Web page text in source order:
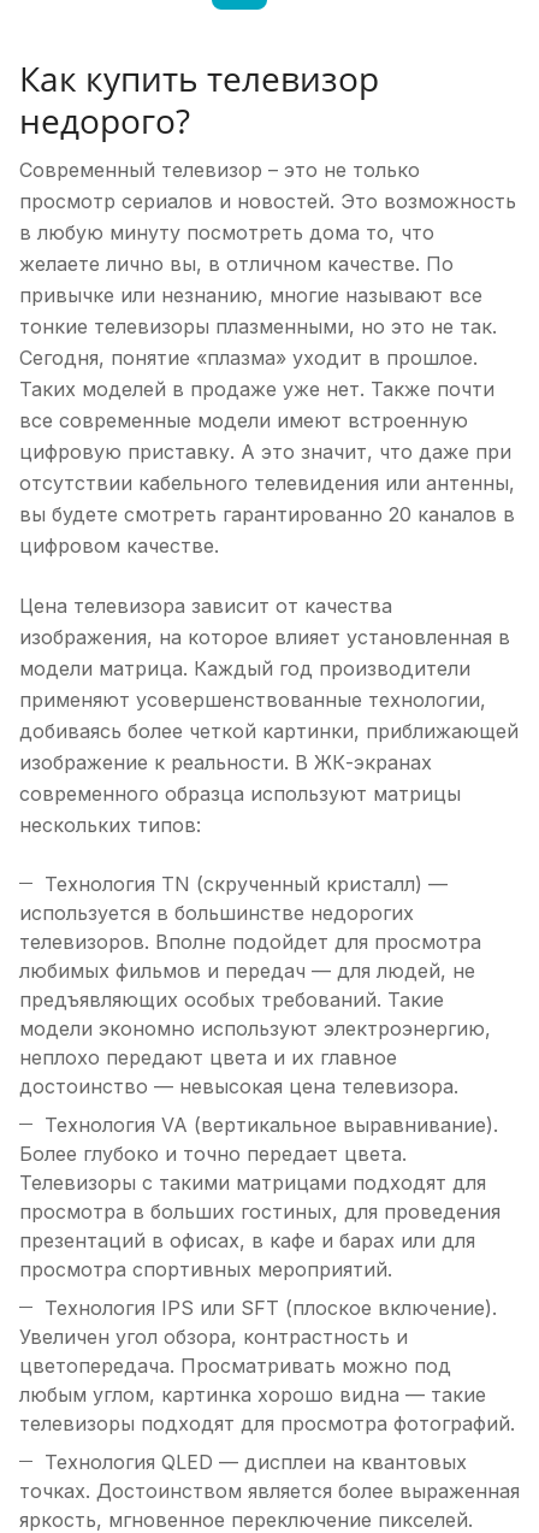
Как купить телевизор
недорого?
Современный телевизор – это не только
просмотр сериалов и новостей. Это возможность
в любую минуту посмотреть дома то, что
желаете лично вы, в отличном качестве. По
привычке или незнанию, многие называют все
тонкие телевизоры плазменными, но это не так.
Сегодня, понятие «плазма» уходит в прошлое.
Таких моделей в продаже уже нет. Также почти
все современные модели имеют встроенную
цифровую приставку. А это значит, что даже при
отсутствии кабельного телевидения или антенны,
вы будете смотреть гарантированно 20 каналов в
цифровом качестве.
Цена телевизора зависит от качества
изображения, на которое влияет установленная в
модели матрица. Каждый год производители
применяют усовершенствованные технологии,
добиваясь более четкой картинки, приближающей
изображение к реальности. В ЖК-экранах
современного образца используют матрицы
нескольких типов:
Технология TN (скрученный кристалл) —
используется в большинстве недорогих
телевизоров. Вполне подойдет для просмотра
любимых фильмов и передач — для людей, не
предъявляющих особых требований. Такие
модели экономно используют электроэнергию,
неплохо передают цвета и их главное
достоинство — невысокая цена телевизора.
Технология VA (вертикальное выравнивание).
Более глубоко и точно передает цвета.
Телевизоры с такими матрицами подходят для
просмотра в больших гостиных, для проведения
презентаций в офисах, в кафе и барах или для
просмотра спортивных мероприятий.
Технология IPS или SFT (плоское включение).
Увеличен угол обзора, контрастность и
цветопередача. Просматривать можно под
любым углом, картинка хорошо видна — такие
телевизоры подходят для просмотра фотографий.
Технология QLED — дисплеи на квантовых
точках. Достоинством является более выраженная
яркость, мгновенное переключение пикселей.